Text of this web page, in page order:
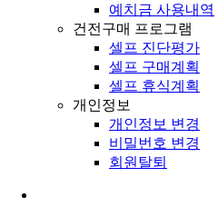
예치금 사용내역
건전구매 프로그램
셀프 진단평가
셀프 구매계획
셀프 휴식계획
개인정보
개인정보 변경
비밀번호 변경
회원탈퇴